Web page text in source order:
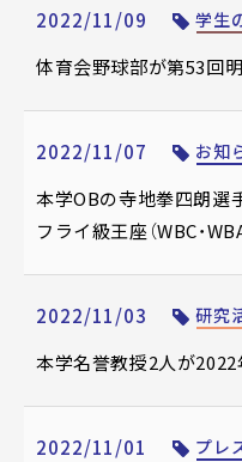
2022/11/09 学生
体育会野球部が第53回
2022/11/07 お知
本学OBの寺地拳四朗選
フライ級王座（WBC・
2022/11/03 研究
本学名誉教授2人が
2022/11/01 プレ